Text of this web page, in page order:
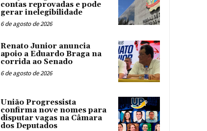
contas reprovadas e pode
gerar inelegibilidade
6 de agosto de 2026
Renato Junior anuncia
apoio a Eduardo Braga na
corrida ao Senado
6 de agosto de 2026
União Progressista
confirma nove nomes para
disputar vagas na Câmara
dos Deputados